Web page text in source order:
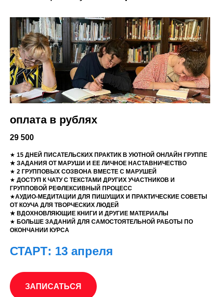
весны – идеальное время для
пробуждения творчества. Старт
практикума13 апреля 2026.
оплата в рублях
29 500
★15 ДНЕЙ ПИСАТЕЛЬСКИХ ПРАКТИК В УЮТНОЙ ОНЛАЙН ГРУППЕ
★ ЗАДАНИЯ ОТ МАРУШИ И ЕЕ ЛИЧНОЕ НАСТАВНИЧЕСТВО
★ 2 ГРУППОВЫХ СОЗВОНА ВМЕСТЕ С МАРУШЕЙ
★ДОСТУП К ЧАТУ С ТЕКСТАМИ ДРУГИХ УЧАСТНИКОВ И
★АУДИО-МЕДИТАЦИИ ДЛЯ ПИШУЩИХ И ПРАКТИЧЕСКИЕ СОВЕТЫ
ОТ КОУЧА ДЛЯ ТВОРЧЕСКИХ ЛЮДЕЙ
★БОЛЬШЕ ЗАДАНИЙ ДЛЯ САМОСТОЯТЕЛЬНОЙ РАБОТЫ ПО
ОКОНЧАНИИ КУРСА